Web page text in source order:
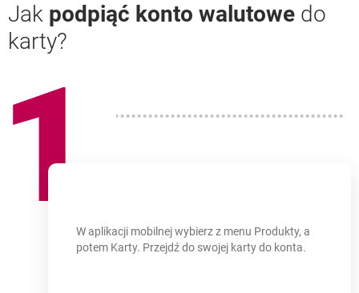
Jak podpiąć konto walutowe do
karty?
1
W aplikacji mobilnej wybierz z menu Produkty, a
potem Karty. Przejdź do swojej karty do konta.